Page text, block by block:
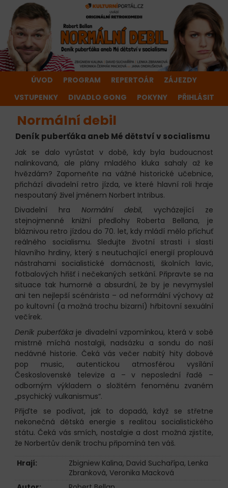
ÚVOD PROGRAM REPERTOÁR
ZÁJEZDY
VSTUPENKY
DIVADLO GONG POKYNY PŘIHLÁSIT
Normální debil
Deník puberťáka aneb Mé dětství v socialismu
Jak se dalo vyrůstat v době, kdy byla budoucnost
nalinkovaná, ale plány mladého kluka sahaly až ke
hvězdám? Zapomeňte na vážné historické učebnice,
přichází divadelní retro jízda, ve které hlavní roli hraje
nespoutaný živel jménem Norbert Intribus.
Divadelní hra Normální debil, vycházející ze
stejnojmenné knižní předlohy Roberta Bellana, je
bláznivou retro jízdou do 70. let, kdy mládí mělo příchuť
reálného socialismu. Sledujte životní strasti i slasti
hlavního hrdiny, který s neutuchající energií proplouvá
nástrahami socialistické domácnosti, školních lavic,
fotbalových hřišť i nečekaných setkání. Připravte se na
situace tak humorné a absurdní, že by je nevymyslel
ani ten nejlepší scénárista – od neformální výchovy až
po kultovní (a možná trochu bizarní) hřbitovní sexuální
večírek.
Deník puberťákaje divadelní vzpomínkou, která v sobě
mistrně míchá nostalgii, nadsázku a sondu do naší
nedávné historie. Čeká vás večer nabitý hity dobové
pop music, autentickou atmosférou vysílání
Československé televize a – v neposlední řadě –
odborným výkladem o složitém fenoménu zvaném
„psychický vulkanismus“.
Přijďte se podívat, jak to dopadá, když se střetne
nekonečná dětská energie s realitou socialistického
státu. Čeká vás smích, nostalgie a dost možná zjistíte,
že Norbertův deník trochu připomíná ten váš.
Hrají:
Zbigniew Kalina, David Suchařípa, Lenka
Zbranková, Veronika Macková